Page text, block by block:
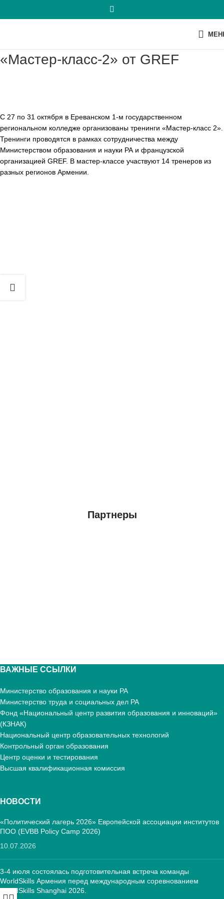
«Мастер-класс-2» от GREF
С 27 по 31 октября в Ереванском 1-м государственном
региональном колледже организованы тренинги «Мастер-класс 2».
Тренинги проводятся в рамках сотрудничества между
Министерством образования и науки РА и французской
организацией GREF. В мастер-классе участвуют 14 тренеров из
разных регионов Армении.
Партнеры
ВАЖНЫЕ ССЫЛКИ
Министерство образования и науки РА
Министерство труда и социальных дел РА
Фонд «Национальный центр развития образования и инноваций»
(КЗНАК)
Национальный центр образовательных технологий
Контрольный орган образования
Центр оценки и тестирования
Высшая квалификационная комиссия
НОВОСТИ
«Политический лагерь 2026» Европейской ассоциации институтов
ПОО (EVBB Policy Camp 2026)
10.07.2026
3-4 июля состоялась подготовительная встреча команды
WorldSkills Армения перед международным соревнованием
WorldSkills Shanghai 2026.